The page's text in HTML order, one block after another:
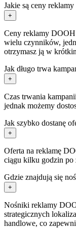
Jakie są ceny
+
Ceny reklamy DOOH
wielu czynników,
otrzymasz ją w
Jak długo trwa
+
Czas trwania
jednak możemy
Jak szybko dostanę
+
Oferta na reklamę
ciągu kilku godzin po
Gdzie znajdują się
+
Nośniki reklamy
strategicznych
handlowe, co